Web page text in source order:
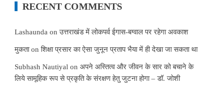
RECENT COMMENTS
Lashaunda onउत्तराखंड में लोकपर्व ईगास-बग्वाल पर रहेगा अवकाश
मुकताonशिक्षा प्रसार का ऐसा जुनून प्रताप भैया में ही देखा जा सकता था
Subhash Nautiyal on अपने अस्तित्व और जीवन के सार को बचाने के
लिये सामूहिक रूप से प्रकृति के संरक्षण हेतु जुटना होगा – डॉ. जोशी